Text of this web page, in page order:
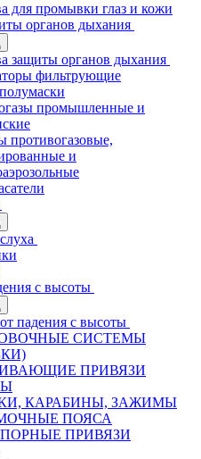
для промывки глаз и кожи
органов дыхания
защиты органов дыхания
фильтрующие
промышленные и
противогазовые,
и
с высоты
падения с высоты
СИСТЕМЫ
ПРИВЯЗИ
КАРАБИНЫ, ЗАЖИМЫ
ПОЯСА
ПРИВЯЗИ